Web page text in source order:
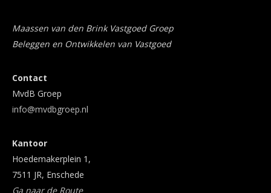
Maassen van den Brink Vastgoed Groep
Beleggen en Ontwikkelen van Vastgoed
Contact
MvdB Groep
info@mvdbgroep.nl
Kantoor
Hoedemakerplein 1,
7511 JR, Enschede
Ga naar de Route